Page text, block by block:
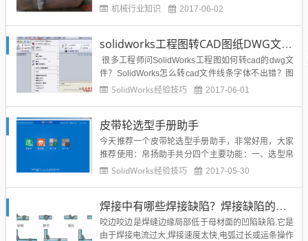
渣、表面裂纹、焊缝位置不合理等称为外部缺陷；而
内部缺陷。但常见的多是焊后不清理焊渣和飞溅物以
及不清理的焊疤。 ...
机械行业知识 2017-06-02
solidworks工程图转CAD图纸DWG文件教程
很多工程师问SolidWorks工程图如何转cad的dwg文
件？SolidWorks怎么转cad文件线条字体不出错？图
层不混乱？下面介绍一种几乎接近无损转化的方法，
话框中选择“文档属性”按钮...
SolidWorks经验技巧 2017-06-01
皮带轮选型手册助手
今天推荐一个皮带轮选型手册助手，非常好用，大家
推荐使用：帛扬助手共分四个主要功能：一、选型帛
扬助手根据您提供的外径大小，给出建议的最接近的
需求的皮带轮标准型号。（注：先选择您需要的皮带
轮槽数，点击下拉框选择，...
SolidWorks经验技巧 2017-05-30
焊接中有哪些焊接缺陷？焊接缺陷的名词你知道吗？
咬边咬边是焊缝边缘局部低于母材面的凹陷缺陷.它是
由于焊接电流过大,焊接速度太快,电弧过长或运条操作